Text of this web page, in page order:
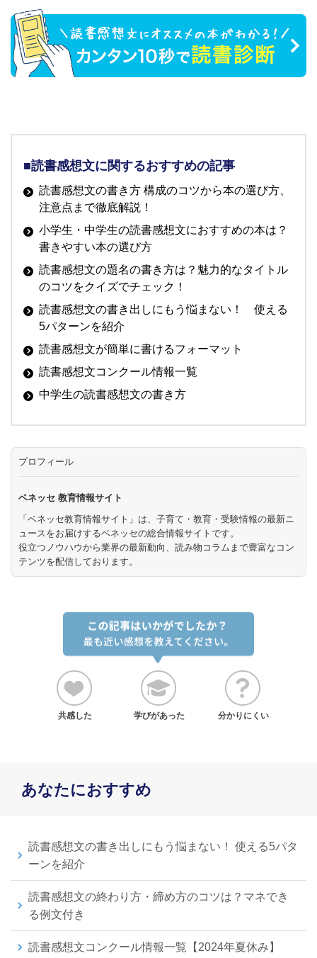
■読書感想文に関するおすすめの記事
読書感想文の書き方 構成のコツから本の選び方、
注意点まで徹底解説！
小学生・中学生の読書感想文におすすめの本は？
書きやすい本の選び方
読書感想文の題名の書き方は？魅力的なタイトル
のコツをクイズでチェック！
読書感想文の書き出しにもう悩まない！ 使える
5パターンを紹介
読書感想文が簡単に書けるフォーマット
読書感想文コンクール情報一覧
中学生の読書感想文の書き方
プロフィール
ベネッセ 教育情報サイト
「ベネッセ教育情報サイト」は、子育て・教育・受験情報の最新ニ
ュースをお届けするベネッセの総合情報サイトです。
役立つノウハウから業界の最新動向、読み物コラムまで豊富なコン
テンツを配信しております。
共感した 学びがあった 分かりにくい
あなたにおすすめ
読書感想文の書き出しにもう悩まない！ 使える5パタ
ーンを紹介
読書感想文の終わり方・締め方のコツは？マネでき
る例文付き
読書感想文コンクール情報一覧【2024年夏休み】